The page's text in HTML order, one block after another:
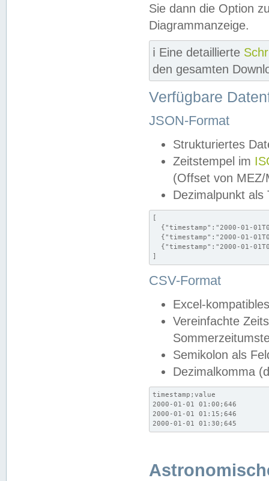
Sie dann die Option
Diagrammanzeige.
ℹ️ Eine detaillierte
den gesamten
Verfügbare
JSON-Format
Strukturiertes
Zeitstempel im
(Offset von MEZ/
Dezimalpunkt als
[
{"timestamp":"2000-01-
{"timestamp":"2000-01-
{"timestamp":"2000-01-
]
CSV-Format
Excel-
Vereinfachte
Semikolon als
Dezimalkomma
timestamp;value
2000-01-01 01:00;646
2000-01-01 01:15;646
2000-01-01 01:30;645